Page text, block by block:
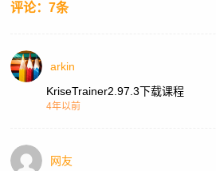
评论：7条
arkin
KriseTrainer2.97.3下载课程
4年以前
网友